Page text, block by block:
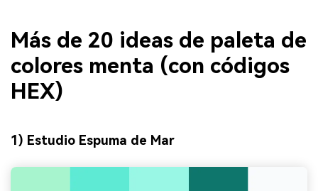
Más de 20 ideas de paleta de
colores menta (con códigos
HEX)
1) Estudio Espuma de Mar